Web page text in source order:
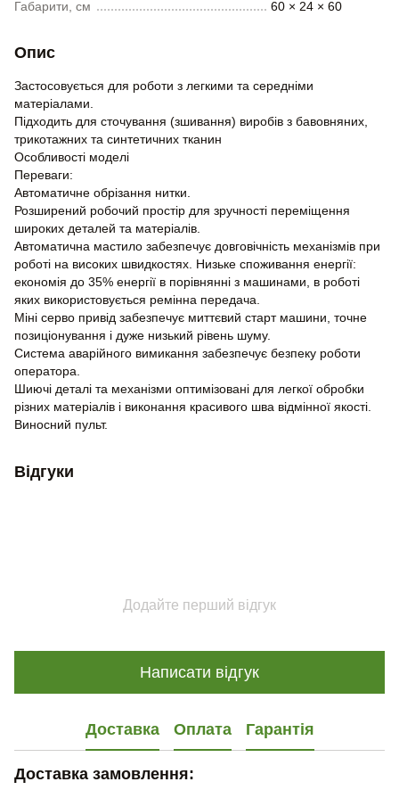
Габарити, см 60 × 24 × 60
Опис
Застосовується для роботи з легкими та середніми
матеріалами.
Підходить для сточування (зшивання) виробів з бавовняних,
трикотажних та синтетичних тканин
Особливості моделі
Переваги:
Автоматичне обрізання нитки.
Розширений робочий простір для зручності переміщення
широких деталей та матеріалів.
Автоматична мастило забезпечує довговічність механізмів при
роботі на високих швидкостях. Низьке споживання енергії:
економія до 35% енергії в порівнянні з машинами, в роботі
яких використовується ремінна передача.
Міні серво привід забезпечує миттєвий старт машини, точне
позиціонування і дуже низький рівень шуму.
Система аварійного вимикання забезпечує безпеку роботи
оператора.
Шиючі деталі та механізми оптимізовані для легкої обробки
різних матеріалів і виконання красивого шва відмінної якості.
Виносний пульт.
Відгуки
Додайте перший відгук
Написати відгук
Доставка Оплата Гарантія
Доставка замовлення: